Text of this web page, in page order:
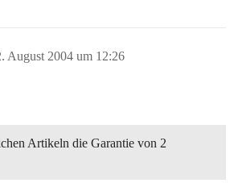
August 2004 um 12:26
Artikeln die Garantie von 2